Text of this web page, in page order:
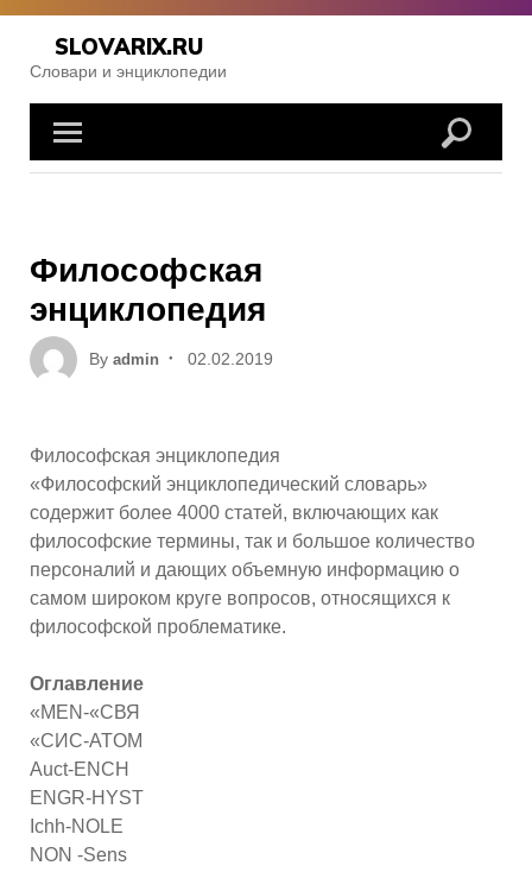
Skip
content
SLOVARIX.RU
Словари и энциклопедии
Философская
энциклопедия
By admin
Posted
02.02.2019
Философская энциклопедия
«Философский энциклопедический словарь»
содержит более 4000 статей, включающих как
философские термины, так и большое количество
персоналий и дающих объемную информацию о
самом широком круге вопросов, относящихся к
философской проблематике.
Оглавление
«MEN-«СВЯ
«СИС-ATOM
Auct-ENCH
ENGR-HYST
Ichh-NOLE
NON -Sens